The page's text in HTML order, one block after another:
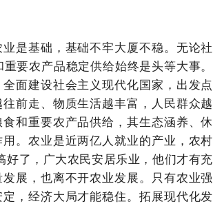
业是基础，基础不牢大厦不稳。无论社
要农产品稳定供给始终是头等大事。
面建设社会主义现代化国家，出发点
前走、物质生活越丰富，人民群众越
和重要农产品供给，其生态涵养、休
。农业是近两亿人就业的产业，农村
了，广大农民安居乐业，他们才有充
展，也离不开农业发展。只有农业强
，经济大局才能稳住。拓展现代化发